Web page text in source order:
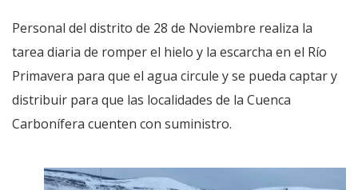
Personal del distrito de 28 de Noviembre realiza la
tarea diaria de romper el hielo y la escarcha en el Río
Primavera para que el agua circule y se pueda captar y
distribuir para que las localidades de la Cuenca
Carbonífera cuenten con suministro.